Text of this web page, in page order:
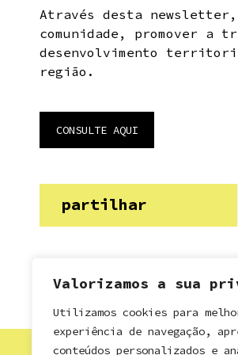
Valorizamos a sua
Utilizamos cookies para
experiência de navegação,
conteúdos personalizados e
Através desta
comunidade, promover a
desenvolvimento
região.
CONSULTE AQUI
partilhar